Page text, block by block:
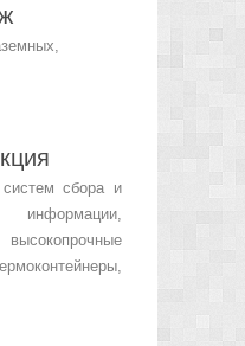
сбора и
информации,